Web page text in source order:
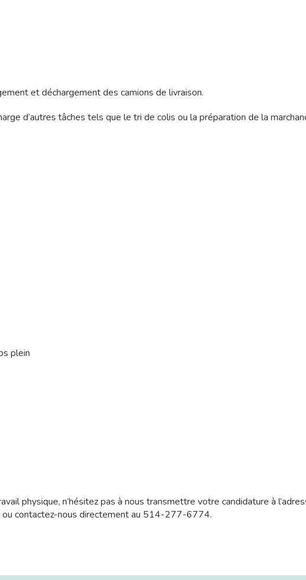
et déchargement des camions de livraison.
d’autres tâches tels que le tri de colis ou la préparation de la
plein
physique, n’hésitez pas à nous transmettre votre candidature à
ou contactez-nous directement au 514-277-6774.